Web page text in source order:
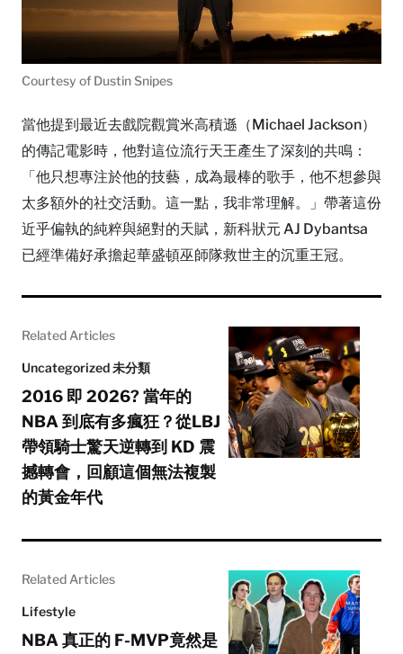
Courtesy of Dustin Snipes
當他提到最近去戲院觀賞米高積遜（Michael Jackson）
的傳記電影時，他對這位流行天王產生了深刻的共鳴：
「他只想專注於他的技藝，成為最棒的歌手，他不想參與
太多額外的社交活動。這一點，我非常理解。」帶著這份
近乎偏執的純粹與絕對的天賦，新科狀元 AJ Dybantsa
已經準備好承擔起華盛頓巫師隊救世主的沉重王冠。
Related Articles
Uncategorized 未分類
2016 即 2026? 當年的
NBA 到底有多瘋狂？從LBJ
帶領騎士驚天逆轉到 KD 震
撼轉會，回顧這個無法複製
的黃金年代
Related Articles
Lifestyle
NBA 真正的 F-MVP竟然是